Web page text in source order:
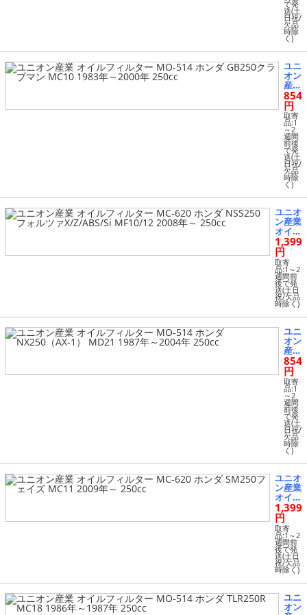
ホン
ダ F
TR2
50
MD
17 1
986
年～
198
8年
250
cc
で発
送(土
日祝/
欠品
時除
く)
ユニ
オン
産業
オイ
ルフ
ィル
ター
MO-
514
ホン
ダ G
B25
0ク
ラブ
マン
MC1
0 19
83年
～20
00年
250
cc
854
円
取寄
品:1
～2
週間
前後
で発
送(土
日祝/
欠品
時除
く)
ユニオ
ン産業
オイル
フィル
ター
MC-62
0 ホン
ダ NS
S250
フォル
ツァX/
Z/AB
S/Si M
F10/12
2008
年～ 2
50cc
1,399
円
取寄
品:1～2
週間前
後で発
送(土日
祝/欠品
時除く)
ユニ
オン
産業
オイ
ルフ
ィル
ター
MO-
514
ホン
ダ N
X25
0
（A
X-
1）
MD
21 1
987
年～
200
4年
250
cc
854
円
取寄
品:1
～2
週間
前後
で発
送(土
日祝/
欠品
時除
く)
ユニオ
ン産業
オイル
フィル
ター
MC-62
0 ホン
ダ SM
250フ
ェイズ
MC11
2009
年～ 2
50cc
1,399
円
取寄
品:1～2
週間前
後で発
送(土日
祝/欠品
時除く)
ユニ
オン